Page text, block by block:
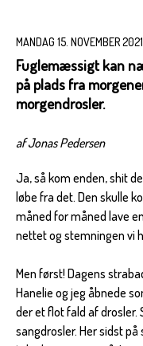
MANDAG 15. NOVEMBER 2021
Fuglemæssigt kan
på plads fra
morgendrosler.
af Jonas Pedersen
Ja, så kom enden, shit
løbe fra det. Den skulle
måned for måned lave
nettet og stemningen vi
Men først! Dagens
Hanelie og jeg åbnede
der et flot fald af
sangdrosler. Her sidst